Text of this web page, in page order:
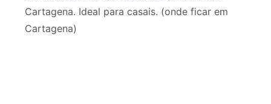
Cartagena. Ideal para casais. (onde ficar em
Cartagena)